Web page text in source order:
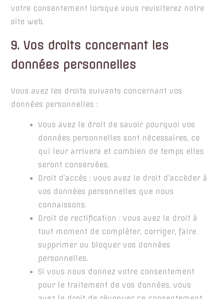
votre consentement lorsque vous revisiterez notre
site web.
9. Vos droits concernant les
données personnelles
Vous avez les droits suivants concernant vos
données personnelles :
Vous avez le droit de savoir pourquoi vos
données personnelles sont nécessaires, ce
qui leur arrivera et combien de temps elles
seront conservées.
Droit d’accès : vous avez le droit d’accéder à
vos données personnelles que nous
connaissons.
Droit de rectification : vous avez le droit à
tout moment de compléter, corriger, faire
supprimer ou bloquer vos données
personnelles.
Si vous nous donnez votre consentement
pour le traitement de vos données, vous